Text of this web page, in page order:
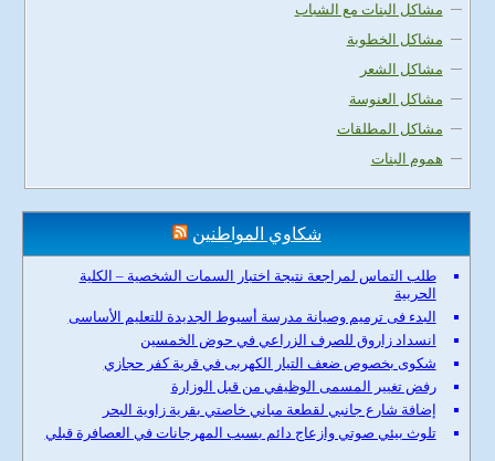
مشاكل البنات مع الشباب
مشاكل الخطوبة
مشاكل الشعر
مشاكل العنوسة
مشاكل المطلقات
هموم البنات
شكاوي المواطنين
طلب التماس لمراجعة نتيجة اختبار السمات الشخصية – الكلية
الحربية
البدء فى ترميم وصيانة مدرسة أسيوط الجديدة للتعليم الأساسى
انسداد زاروق للصرف الزراعي في حوض الخمسين
شكوى بخصوص ضعف التيار الكهربى في قرية كفر حجازي
رفض تغيير المسمى الوظيفي من قبل الوزارة
إضافة شارع جانبي لقطعة مباني خاصتي بقرية زاوية البحر
تلوث بيئي صوتي وازعاج دائم بسبب المهرجانات في العصافرة قبلي